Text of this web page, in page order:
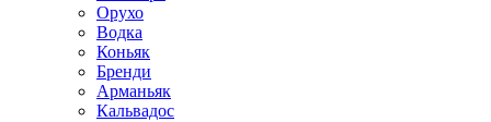
Орухо
Водка
Коньяк
Бренди
Арманьяк
Кальвадос